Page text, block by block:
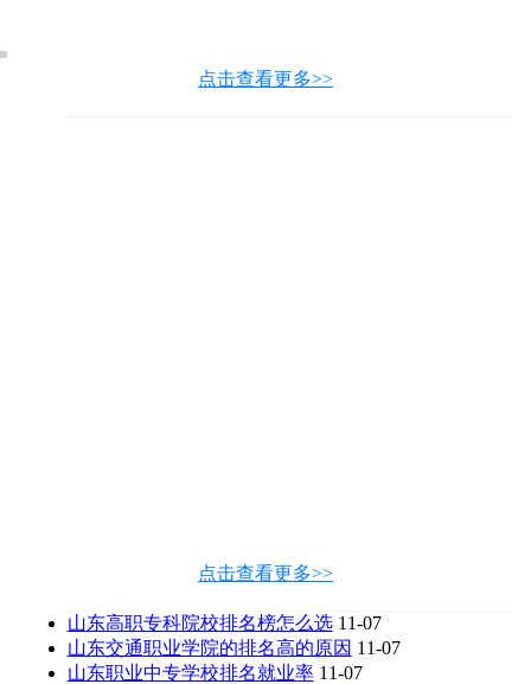
点击查看更多>>
点击查看更多>>
山东高职专科院校排名榜怎么选 11-07
山东交通职业学院的排名高的原因 11-07
山东职业中专学校排名就业率 11-07